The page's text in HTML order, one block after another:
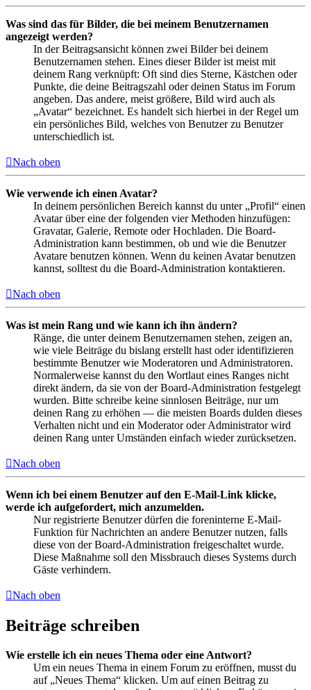
Was sind das für Bilder, die bei meinem Benutzernamen
angezeigt werden?
In der Beitragsansicht können zwei Bilder bei deinem
Benutzernamen stehen. Eines dieser Bilder ist meist mit
deinem Rang verknüpft: Oft sind dies Sterne, Kästchen oder
Punkte, die deine Beitragszahl oder deinen Status im Forum
angeben. Das andere, meist größere, Bild wird auch als
„Avatar“ bezeichnet. Es handelt sich hierbei in der Regel um
ein persönliches Bild, welches von Benutzer zu Benutzer
unterschiedlich ist.
Nach oben
Wie verwende ich einen Avatar?
In deinem persönlichen Bereich kannst du unter „Profil“ einen
Avatar über eine der folgenden vier Methoden hinzufügen:
Gravatar, Galerie, Remote oder Hochladen. Die Board-
Administration kann bestimmen, ob und wie die Benutzer
Avatare benutzen können. Wenn du keinen Avatar benutzen
kannst, solltest du die Board-Administration kontaktieren.
Nach oben
Was ist mein Rang und wie kann ich ihn ändern?
Ränge, die unter deinem Benutzernamen stehen, zeigen an,
wie viele Beiträge du bislang erstellt hast oder identifizieren
bestimmte Benutzer wie Moderatoren und Administratoren.
Normalerweise kannst du den Wortlaut eines Ranges nicht
direkt ändern, da sie von der Board-Administration festgelegt
wurden. Bitte schreibe keine sinnlosen Beiträge, nur um
deinen Rang zu erhöhen — die meisten Boards dulden dieses
Verhalten nicht und ein Moderator oder Administrator wird
deinen Rang unter Umständen einfach wieder zurücksetzen.
Nach oben
Wenn ich bei einem Benutzer auf den E-Mail-Link klicke,
werde ich aufgefordert, mich anzumelden.
Nur registrierte Benutzer dürfen die foreninterne E-Mail-
Funktion für Nachrichten an andere Benutzer nutzen, falls
diese von der Board-Administration freigeschaltet wurde.
Diese Maßnahme soll den Missbrauch dieses Systems durch
Gäste verhindern.
Nach oben
Beiträge schreiben
Wie erstelle ich ein neues Thema oder eine Antwort?
Um ein neues Thema in einem Forum zu eröffnen, musst du
auf „Neues Thema“ klicken. Um auf einen Beitrag zu